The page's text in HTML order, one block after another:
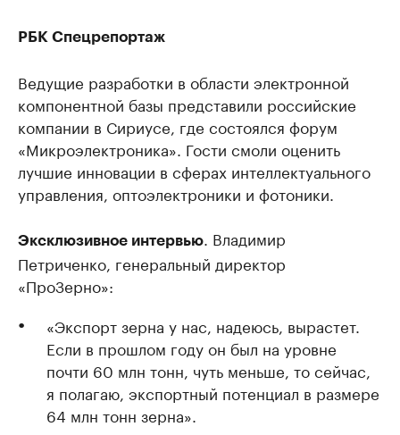
РБК Спецрепортаж
Ведущие разработки в области электронной
компонентной базы представили российские
компании в Сириусе, где состоялся форум
«Микроэлектроника». Гости смоли оценить
лучшие инновации в сферах интеллектуального
управления, оптоэлектроники и фотоники.
Эксклюзивное интервью
. Владимир
Петриченко, генеральный директор
«ПроЗерно»:
«Экспорт зерна у нас, надеюсь, вырастет.
Если в прошлом году он был на уровне
почти 60 млн тонн, чуть меньше, то сейчас,
я полагаю, экспортный потенциал в размере
64 млн тонн зерна».